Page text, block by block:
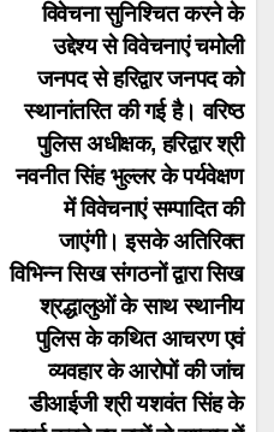
विवेचना सुनिश्चित करने के
उद्देश्य से विवेचनाएं चमोली
जनपद से हरिद्वार जनपद को
स्थानांतरित की गई है। वरिष्ठ
पुलिस अधीक्षक, हरिद्वार श्री
नवनीत सिंह भुल्लर के पर्यवेक्षण
में विवेचनाएं सम्पादित की
जाएंगी। इसके अतिरिक्त
विभिन्न सिख संगठनों द्वारा सिख
श्रद्धालुओं के साथ स्थानीय
पुलिस के कथित आचरण एवं
व्यवहार के आरोपों की जांच
डीआईजी श्री यशवंत सिंह के